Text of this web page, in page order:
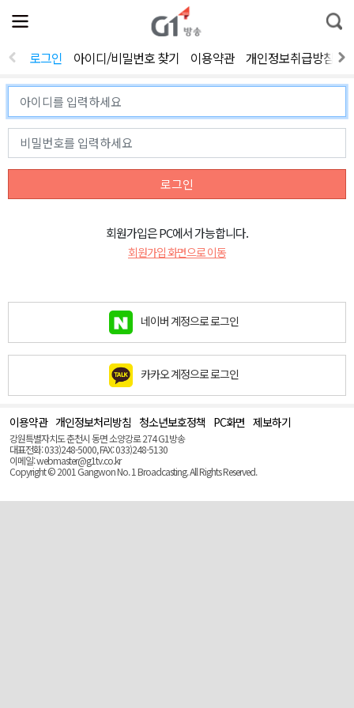
전
체
뉴
열
통
합
색
로그인 아이디/비밀번호 찾기 이용약관 개인정보취급방침
로그인
회원가입은 PC에서 가능합니다.
회원가입 화면으로 이동
네이버 계정으로 로그인
카카오 계정으로 로그인
이용약관 개인정보처리방침 청소년보호정책 PC화면 제보하기
강원특별자치도 춘천시 동면 소양강로 274 G1방송
대표전화: 033)248-5000, FAX: 033)248-5130
이메일: webmaster@g1tv.co.kr
Copyright © 2001 Gangwon No. 1 Broadcasting. All Rights Reserved.